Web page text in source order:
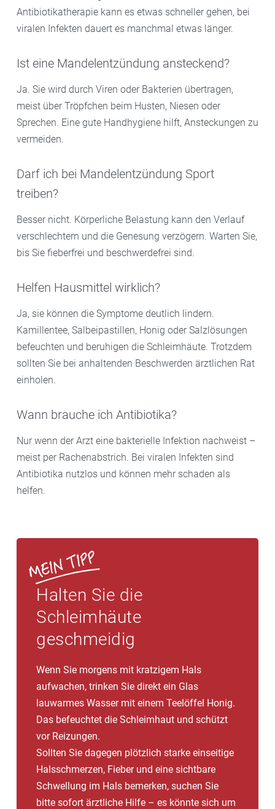
Antibiotikatherapie kann es etwas schneller gehen, bei
viralen Infekten dauert es manchmal etwas länger.
Ist eine Mandelentzündung ansteckend?
Ja. Sie wird durch Viren oder Bakterien übertragen,
meist über Tröpfchen beim Husten, Niesen oder
Sprechen. Eine gute Handhygiene hilft, Ansteckungen zu
vermeiden.
Darf ich bei Mandelentzündung Sport
treiben?
Besser nicht. Körperliche Belastung kann den Verlauf
verschlechtern und die Genesung verzögern. Warten Sie,
bis Sie fieberfrei und beschwerdefrei sind.
Helfen Hausmittel wirklich?
Ja, sie können die Symptome deutlich lindern.
Kamillentee, Salbeipastillen, Honig oder Salzlösungen
befeuchten und beruhigen die Schleimhäute. Trotzdem
sollten Sie bei anhaltenden Beschwerden ärztlichen Rat
einholen.
Wann brauche ich Antibiotika?
Nur wenn der Arzt eine bakterielle Infektion nachweist –
meist per Rachenabstrich. Bei viralen Infekten sind
Antibiotika nutzlos und können mehr schaden als
helfen.
Halten Sie die
Schleimhäute
geschmeidig
Wenn Sie morgens mit kratzigem Hals
aufwachen, trinken Sie direkt ein Glas
lauwarmes Wasser mit einem Teelöffel Honig.
Das befeuchtet die Schleimhaut und schützt
vor Reizungen.
Sollten Sie dagegen plötzlich starke einseitige
Halsschmerzen, Fieber und eine sichtbare
Schwellung im Hals bemerken, suchen Sie
bitte sofort ärztliche Hilfe – es könnte sich um